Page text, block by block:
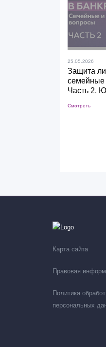
25.05.2026
Защита
семейные
Часть 2.
Смотреть
Карта сайта
Правовая
Политика
персональных